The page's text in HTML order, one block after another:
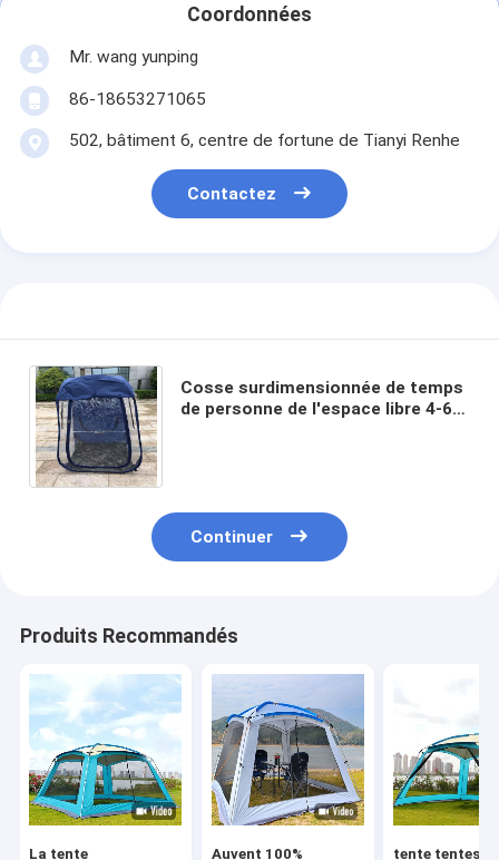
Coordonnées
Mr. wang yunping
86-18653271065
502, bâtiment 6, centre de fortune de Tianyi Renhe
Contactez
Cosse surdimensionnée de temps
de personne de l'espace libre 4-6
Continuer
Produits Recommandés
La tente Auvent 100% tente tentes